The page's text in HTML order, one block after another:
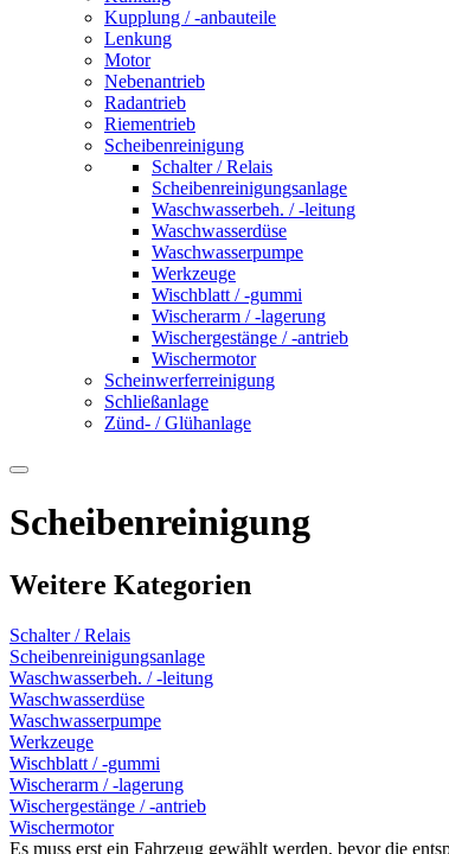
Kupplung / -anbauteile
Lenkung
Motor
Nebenantrieb
Radantrieb
Riementrieb
Scheibenreinigung
Schalter / Relais
Scheibenreinigungsanlage
Waschwasserbeh. / -leitung
Waschwasserdüse
Waschwasserpumpe
Werkzeuge
Wischblatt / -gummi
Wischerarm / -lagerung
Wischergestänge / -antrieb
Wischermotor
Scheinwerferreinigung
Schließanlage
Zünd- / Glühanlage
Scheibenreinigung
Weitere Kategorien
Schalter / Relais
Scheibenreinigungsanlage
Waschwasserbeh. / -leitung
Waschwasserdüse
Waschwasserpumpe
Werkzeuge
Wischblatt / -gummi
Wischerarm / -lagerung
Wischergestänge / -antrieb
Wischermotor
Es muss erst ein Fahrzeug gewählt werden, bevor die